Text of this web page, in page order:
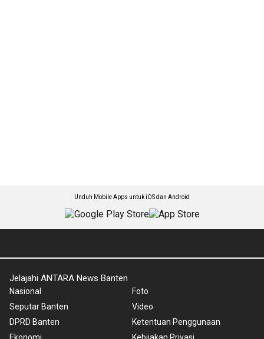
Unduh Mobile Apps untuk iOS dan Android
Jelajahi ANTARA News Banten
Nasional
Seputar Banten
DPRD Banten
Ekonomi
Foto
Video
Ketentuan Penggunaan
Kebijakan Privasi